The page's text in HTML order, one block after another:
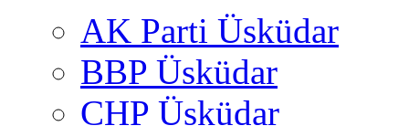
AK Parti Üsküdar
BBP Üsküdar
CHP Üsküdar